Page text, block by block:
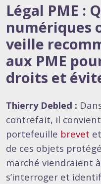
Légal PME :
numériques
veille
aux PME
droits et
Thierry Debled :
contrefait, il
portefeuille brevet
de ces objets
marché viendraient
s’interroger et